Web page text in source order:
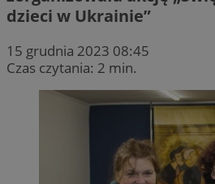
dzieci w Ukrainie”
15 grudnia 2023 08:45
Czas czytania: 2 min.